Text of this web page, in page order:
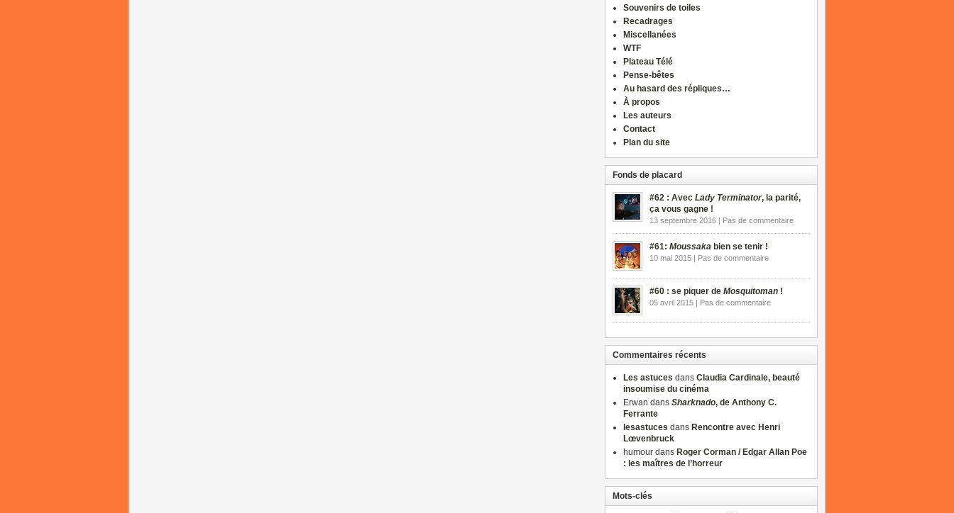
Souvenirs de toiles
Recadrages
Miscellanées
WTF
Plateau Télé
Pense-bêtes
Au hasard des répliques…
À propos
Les auteurs
Contact
Plan du site
Fonds de placard
#62 : Avec Lady Terminator, la parité,
ça vous gagne !
13 septembre 2016 | Pas de commentaire
#61: Moussaka bien se tenir !
10 mai 2015 | Pas de commentaire
#60 : se piquer de Mosquitoman !
05 avril 2015 | Pas de commentaire
Commentaires récents
Les astuces dans Claudia Cardinale, beauté
insoumise du cinéma
Erwan dans Sharknado, de Anthony C.
Ferrante
lesastuces dans Rencontre avec Henri
Lœvenbruck
humour dans Roger Corman / Edgar Allan Poe
: les maîtres de l’horreur
Mots-clés